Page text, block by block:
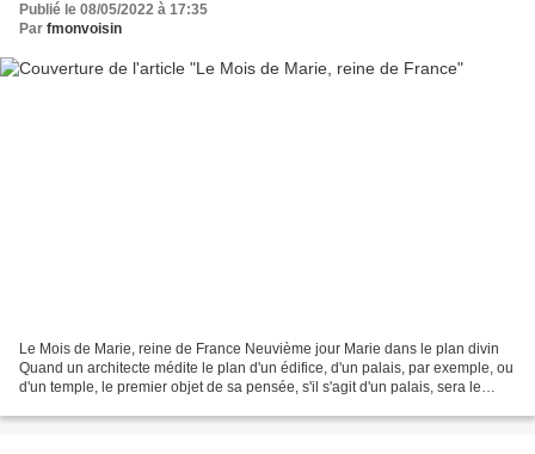
Publié le 08/05/2022 à 17:35
Par fmonvoisin
Le Mois de Marie, reine de France Neuvième jour Marie dans le plan divin
Quand un architecte médite le plan d'un édifice, d'un palais, par exemple, ou
d'un temple, le premier objet de sa pensée, s'il s'agit d'un palais, sera le